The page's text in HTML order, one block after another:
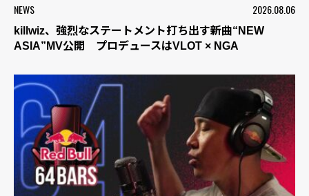
NEWS 2026.08.06
killwiz、強烈なステートメント打ち出す新曲“NEW
ASIA”MV公開 プロデュースはVLOT × NGA